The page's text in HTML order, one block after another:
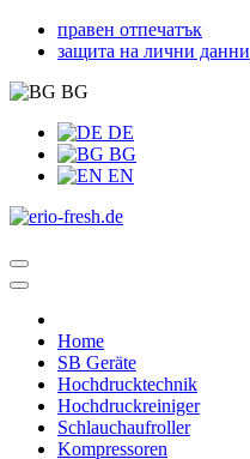
правен отпечатък
защита на лични данни
BG
DE
BG
EN
Home
SB Geräte
Hochdrucktechnik
Hochdruckreiniger
Schlauchaufroller
Kompressoren